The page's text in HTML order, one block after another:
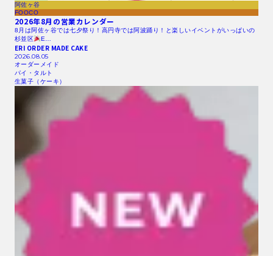
阿佐ヶ谷
FOOCO
2026年8月の営業カレンダー
8月は阿佐ヶ谷では七夕祭り！高円寺では阿波踊り！と楽しいイベントがいっぱいの
杉並区
E…
ERI ORDER MADE CAKE
2026.08.05
オーダーメイド
パイ・タルト
生菓子（ケーキ）